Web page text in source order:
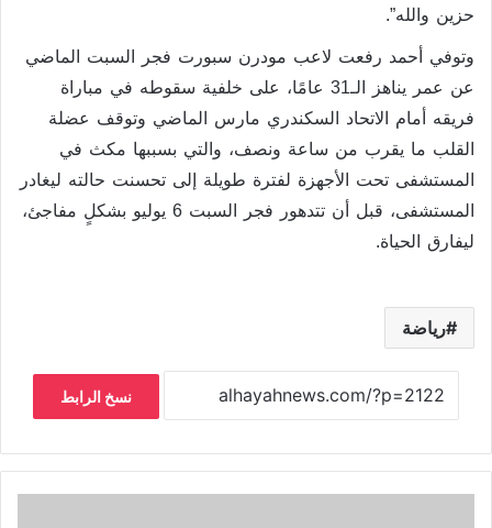
حزين والله”.
وتوفي أحمد رفعت لاعب مودرن سبورت فجر السبت الماضي
عن عمر يناهز الـ31 عامًا، على خلفية سقوطه في مباراة
فريقه أمام الاتحاد السكندري مارس الماضي وتوقف عضلة
القلب ما يقرب من ساعة ونصف، والتي بسببها مكث في
المستشفى تحت الأجهزة لفترة طويلة إلى تحسنت حالته ليغادر
المستشفى، قبل أن تتدهور فجر السبت 6 يوليو بشكلٍ مفاجئ،
ليفارق الحياة.
رياضة
نسخ الرابط